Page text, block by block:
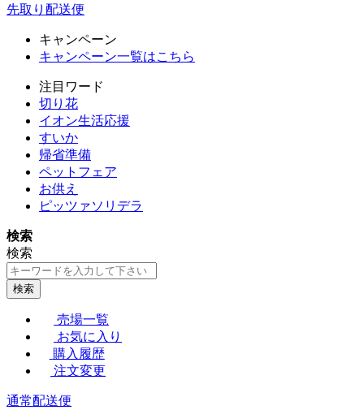
先取り配送便
キャンペーン
キャンペーン一覧はこちら
注目ワード
切り花
イオン生活応援
すいか
帰省準備
ペットフェア
お供え
ピッツァソリデラ
検索
検索
検索
売場一覧
お気に入り
購入履歴
注文変更
通常配送便